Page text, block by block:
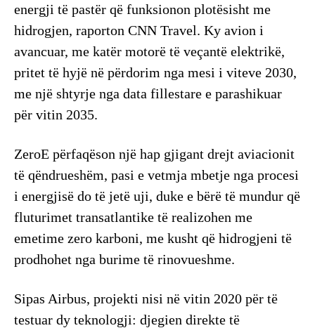
energji të pastër që funksionon plotësisht me
hidrogjen, raporton CNN Travel. Ky avion i
avancuar, me katër motorë të veçantë elektrikë,
pritet të hyjë në përdorim nga mesi i viteve 2030,
me një shtyrje nga data fillestare e parashikuar
për vitin 2035.
ZeroE përfaqëson një hap gjigant drejt aviacionit
të qëndrueshëm, pasi e vetmja mbetje nga procesi
i energjisë do të jetë uji, duke e bërë të mundur që
fluturimet transatlantike të realizohen me
emetime zero karboni, me kusht që hidrogjeni të
prodhohet nga burime të rinovueshme.
Sipas Airbus, projekti nisi në vitin 2020 për të
testuar dy teknologji: djegien direkte të